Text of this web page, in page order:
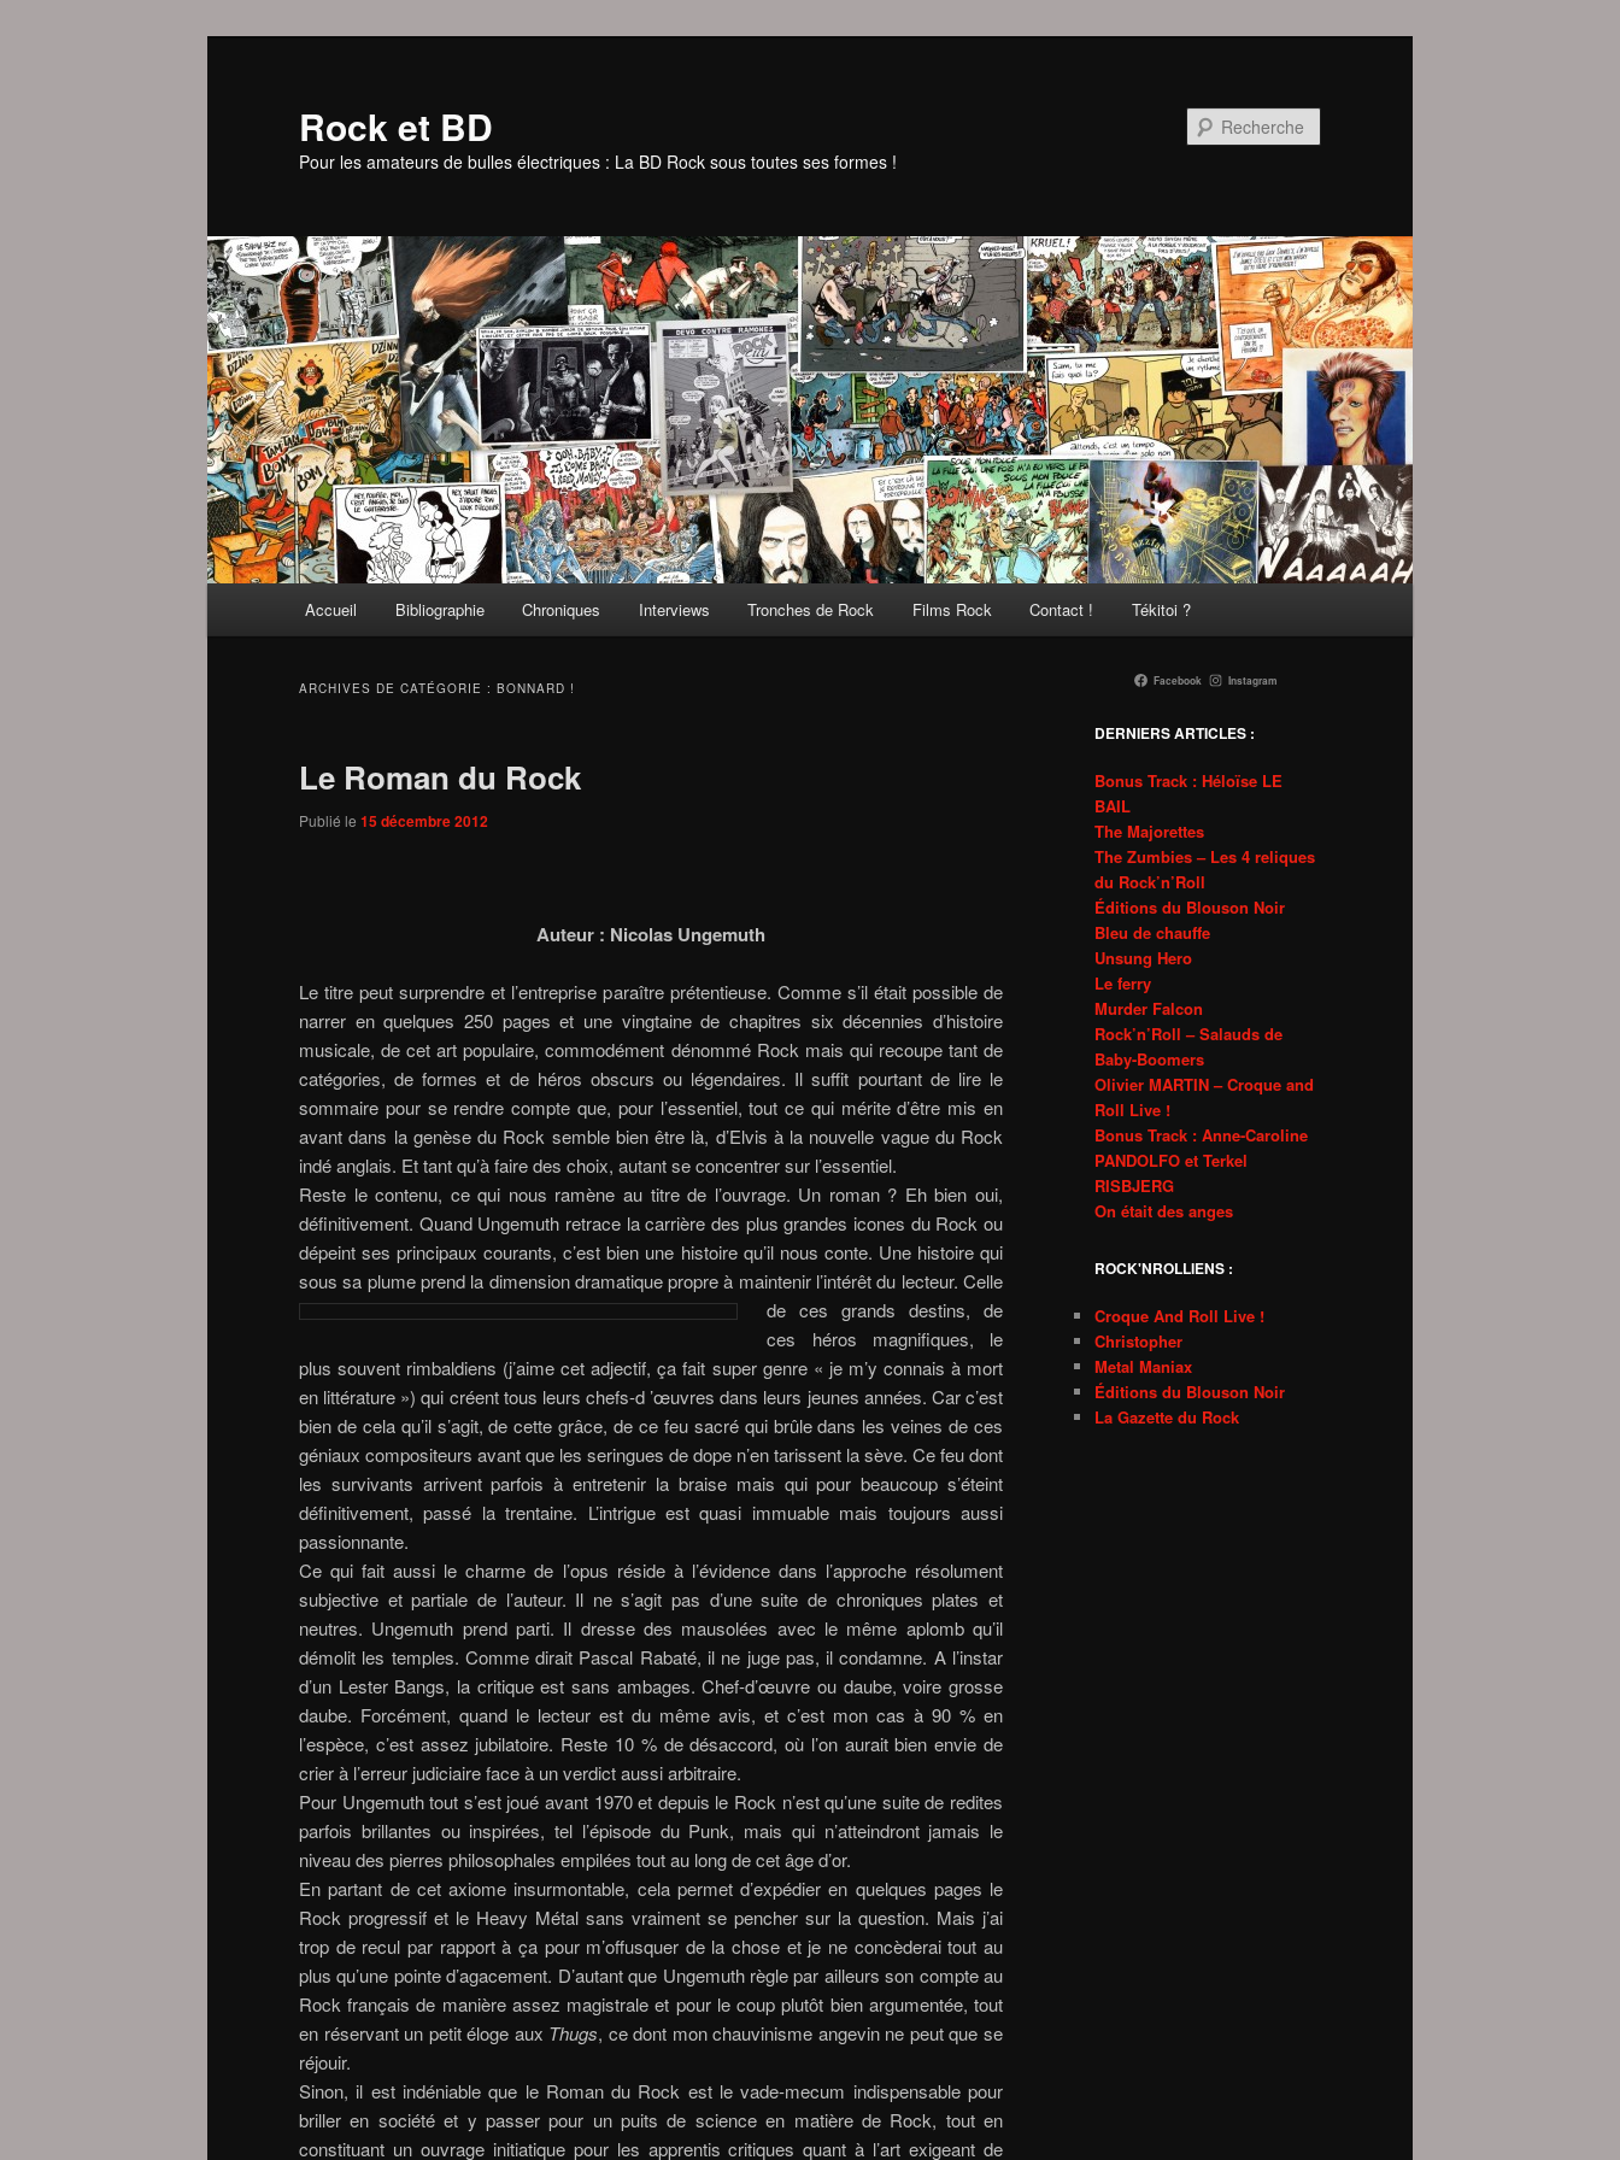
Rock et BD
Pour les amateurs de bulles électriques : La BD Rock sous toutes ses formes !
Accueil Bibliographie Chroniques Interviews Tronches de Rock Films Rock Contact ! Tékitoi ?
ARCHIVES DE CATÉGORIE : BONNARD !
Le Roman du Rock
Publié le 15 décembre 2012
Auteur : Nicolas Ungemuth
Le titre peut surprendre et l’entreprise paraître prétentieuse. Comme s’il était possible de
narrer en quelques 250 pages et une vingtaine de chapitres six décennies d’histoire
musicale, de cet art populaire, commodément dénommé Rock mais qui recoupe tant de
catégories, de formes et de héros obscurs ou légendaires. Il suffit pourtant de lire le
sommaire pour se rendre compte que, pour l’essentiel, tout ce qui mérite d’être mis en
avant dans la genèse du Rock semble bien être là, d’Elvis à la nouvelle vague du Rock
indé anglais. Et tant qu’à faire des choix, autant se concentrer sur l’essentiel.
Reste le contenu, ce qui nous ramène au titre de l’ouvrage. Un roman ? Eh bien oui,
définitivement. Quand Ungemuth retrace la carrière des plus grandes icones du Rock ou
dépeint ses principaux courants, c’est bien une histoire qu’il nous conte. Une histoire qui
sous sa plume prend la dimension dramatique propre à maintenir l’intérêt du lecteur. Celle
de ces grands destins, de
ces héros magnifiques, le
plus souvent rimbaldiens (j’aime cet adjectif, ça fait super genre « je m’y connais à mort
en littérature ») qui créent tous leurs chefs-d ’œuvres dans leurs jeunes années. Car c’est
bien de cela qu’il s’agit, de cette grâce, de ce feu sacré qui brûle dans les veines de ces
géniaux compositeurs avant que les seringues de dope n’en tarissent la sève. Ce feu dont
les survivants arrivent parfois à entretenir la braise mais qui pour beaucoup s’éteint
définitivement, passé la trentaine. L’intrigue est quasi immuable mais toujours aussi
passionnante.
Ce qui fait aussi le charme de l’opus réside à l’évidence dans l’approche résolument
subjective et partiale de l’auteur. Il ne s’agit pas d’une suite de chroniques plates et
neutres. Ungemuth prend parti. Il dresse des mausolées avec le même aplomb qu’il
démolit les temples. Comme dirait Pascal Rabaté, il ne juge pas, il condamne. A l’instar
d’un Lester Bangs, la critique est sans ambages. Chef-d’œuvre ou daube, voire grosse
daube. Forcément, quand le lecteur est du même avis, et c’est mon cas à 90 % en
l’espèce, c’est assez jubilatoire. Reste 10 % de désaccord, où l’on aurait bien envie de
crier à l’erreur judiciaire face à un verdict aussi arbitraire.
Pour Ungemuth tout s’est joué avant 1970 et depuis le Rock n’est qu’une suite de redites
parfois brillantes ou inspirées, tel l’épisode du Punk, mais qui n’atteindront jamais le
niveau des pierres philosophales empilées tout au long de cet âge d’or.
En partant de cet axiome insurmontable, cela permet d’expédier en quelques pages le
Rock progressif et le Heavy Métal sans vraiment se pencher sur la question. Mais j’ai
trop de recul par rapport à ça pour m’offusquer de la chose et je ne concèderai tout au
plus qu’une pointe d’agacement. D’autant que Ungemuth règle par ailleurs son compte au
Rock français de manière assez magistrale et pour le coup plutôt bien argumentée, tout
en réservant un petit éloge aux Thugs, ce dont mon chauvinisme angevin ne peut que se
réjouir.
Sinon, il est indéniable que le Roman du Rock est le vade-mecum indispensable pour
briller en société et y passer pour un puits de science en matière de Rock, tout en
constituant un ouvrage initiatique pour les apprentis critiques quant à l’art exigeant de
Facebook Instagram
DERNIERS ARTICLES :
Bonus Track : Héloïse LE
BAIL
The Majorettes
The Zumbies – Les 4 reliques
du Rock’n’Roll
Éditions du Blouson Noir
Bleu de chauffe
Unsung Hero
Le ferry
Murder Falcon
Rock’n’Roll – Salauds de
Baby-Boomers
Olivier MARTIN – Croque and
Roll Live !
Bonus Track : Anne-Caroline
PANDOLFO et Terkel
RISBJERG
On était des anges
ROCK'NROLLIENS :
Croque And Roll Live !
Christopher
Metal Maniax
Éditions du Blouson Noir
La Gazette du Rock